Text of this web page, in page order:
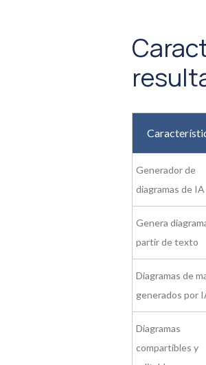
Generador de
diagramas de IA
Genera
partir de texto
Diagramas de
generados por
Diagramas
compartibles y